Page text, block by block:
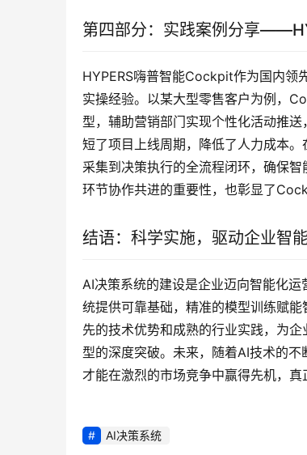
第四部分：实践案例分享
HYPERS嗨普智能Cockpit作为国内领
实操经验。以某大型零售客户为例，
型，辅助营销部门实现个性化活动推
短了项目上线周期，降低了人力成本
采集到决策执行的全流程闭环，确保
环节协作共进的重要性，也彰显了
结语：科学实施，驱动企业智
AI决策系统的建设是企业迈向智能化
统提供可靠基础，精准的模型训练赋
先的技术优势和成熟的行业实践，为
型的深度突破。未来，随着AI技术的
才能在激烈的市场竞争中赢得先机，真
AI决策系统